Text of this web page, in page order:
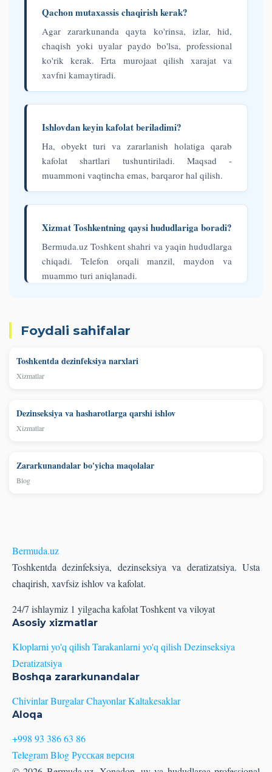
Qachon mutaxassis chaqirish kerak?
Agar zararkunanda qayta ko'rinsa, izlar, hid,
chaqish yoki uyalar paydo bo'lsa, professional
ko'rik kerak. Erta murojaat qilish xarajat va
xavfni kamaytiradi.
Ishlovdan keyin kafolat beriladimi?
Ha, obyekt turi va zararlanish holatiga qarab
kafolat shartlari tushuntiriladi. Maqsad -
muammoni vaqtincha emas, barqaror hal qilish.
Xizmat Toshkentning qaysi hududlariga boradi?
Bermuda.uz Toshkent shahri va yaqin hududlarga
chiqadi. Telefon orqali manzil, maydon va
muammo turi aniqlanadi.
Foydali sahifalar
Toshkentda dezinfeksiya narxlari
Xizmatlar
Dezinseksiya va hasharotlarga qarshi ishlov
Xizmatlar
Zararkunandalar bo'yicha maqolalar
Blog
Bermuda.uz
Toshkentda dezinfeksiya, dezinseksiya va deratizatsiya. Usta
chaqirish, xavfsiz ishlov va kafolat.
24/7 ishlaymiz 1 yilgacha kafolatToshkent va viloyat
Asosiy xizmatlar
Kloplarni yo'q qilish Tarakanlarni yo'q qilish Dezinseksiya
Deratizatsiya
Boshqa zararkunandalar
ChivinlarBurgalarChayonlarKaltakesaklar
Aloqa
+998 93 386 63 86
TelegramBlogРусская версия